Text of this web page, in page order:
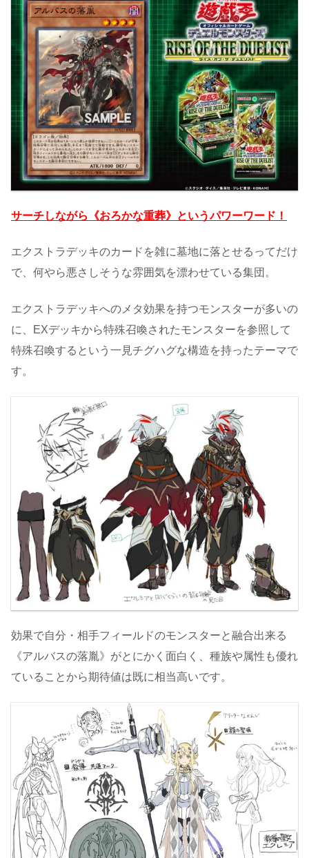
サーチしながら《おろかな重葬》というパワーワード！
エクストラデッキのカードを雑に墓地に落とせるってだけ
で、何やら悪さしそうな雰囲気を漂わせている集団。
エクストラデッキへのメタ効果を持つモンスターが多いの
に、EXデッキから特殊召喚されたモンスターを参照して
特殊召喚するという一見チグハグな構造を持ったテーマで
す。
効果で自分・相手フィールドのモンスターと融合出来る
《アルバスの落胤》がとにかく面白く、種族や属性も優れ
ていることから期待値は既に相当高いです。